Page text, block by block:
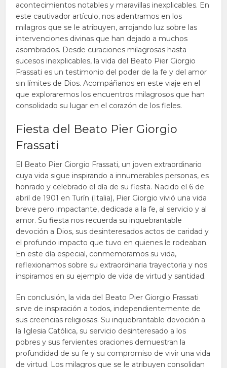
acontecimientos notables y maravillas inexplicables. En
este cautivador artículo, nos adentramos en los
milagros que se le atribuyen, arrojando luz sobre las
intervenciones divinas que han dejado a muchos
asombrados. Desde curaciones milagrosas hasta
sucesos inexplicables, la vida del Beato Pier Giorgio
Frassati es un testimonio del poder de la fe y del amor
sin límites de Dios. Acompáñanos en este viaje en el
que exploraremos los encuentros milagrosos que han
consolidado su lugar en el corazón de los fieles.
Fiesta del Beato Pier Giorgio
Frassati
El Beato Pier Giorgio Frassati, un joven extraordinario
cuya vida sigue inspirando a innumerables personas, es
honrado y celebrado el día de su fiesta. Nacido el 6 de
abril de 1901 en Turín (Italia), Pier Giorgio vivió una vida
breve pero impactante, dedicada a la fe, al servicio y al
amor. Su fiesta nos recuerda su inquebrantable
devoción a Dios, sus desinteresados actos de caridad y
el profundo impacto que tuvo en quienes le rodeaban.
En este día especial, conmemoramos su vida,
reflexionamos sobre su extraordinaria trayectoria y nos
inspiramos en su ejemplo de vida de virtud y santidad.
En conclusión, la vida del Beato Pier Giorgio Frassati
sirve de inspiración a todos, independientemente de
sus creencias religiosas. Su inquebrantable devoción a
la Iglesia Católica, su servicio desinteresado a los
pobres y sus fervientes oraciones demuestran la
profundidad de su fe y su compromiso de vivir una vida
de virtud. Los milagros que se le atribuyen consolidan